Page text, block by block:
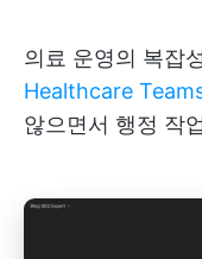
의료 운영의 복잡
Healthcare
않으면서 행정 작